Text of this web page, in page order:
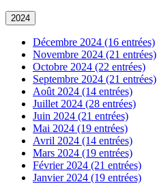
2024
Décembre 2024 (16 entrées)
Novembre 2024 (21 entrées)
Octobre 2024 (22 entrées)
Septembre 2024 (21 entrées)
Août 2024 (14 entrées)
Juillet 2024 (28 entrées)
Juin 2024 (21 entrées)
Mai 2024 (19 entrées)
Avril 2024 (14 entrées)
Mars 2024 (19 entrées)
Février 2024 (21 entrées)
Janvier 2024 (19 entrées)